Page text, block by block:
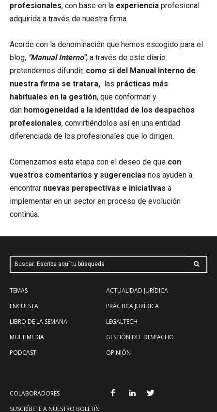
profesionales, con base en la experiencia profesional
adquirida a través de nuestra firma.
Acorde con la denominación que hemos escogido para el
blog, "Manual Interno", a través de este diario
pretendemos difundir, como si del Manual Interno de
nuestra firma se tratara, las prácticas más
habituales en la gestión, que conforman y
dan homogeneidad a la identidad de los despachos
profesionales, convirtiéndolos así en una entidad
diferenciada de los profesionales que lo dirigen.
Comenzamos esta etapa con el deseo de que con
vuestros comentarios y sugerencias nos ayuden a
encontrar nuevas perspectivas e iniciativas a
implementar en un sector en proceso de evolución
continúa.
Buscar: Escribe aquí tu búsqueda
TEMAS
ENCUESTA
LIBRO DE LA SEMANA
MULTIMEDIA
PODCAST
ACTUALIDAD JURÍDICA
PRÁCTICA JURÍDICA
LEGALTECH
GESTIÓN DEL DESPACHO
OPINIÓN
COLABORADORES
SUSCRÍBETE A NUESTRO BOLETÍN